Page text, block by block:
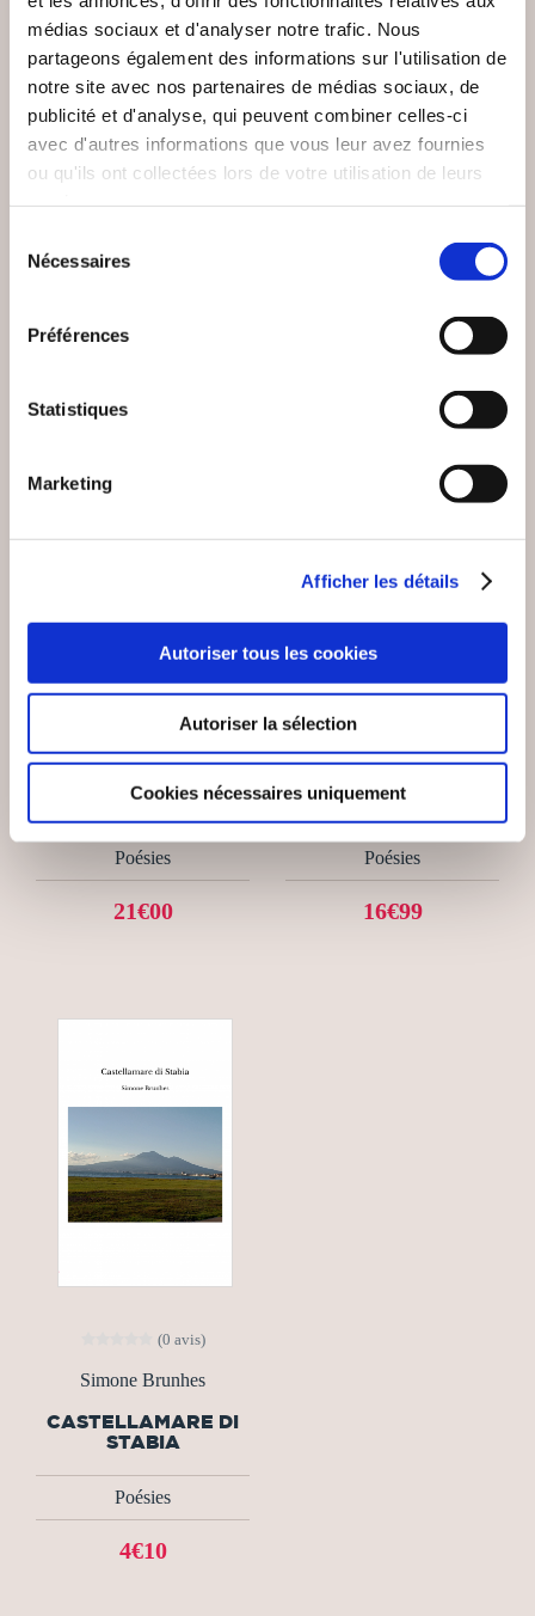
médias sociaux et d'analyser notre trafic. Nous
partageons également des informations sur l'utilisation de
notre site avec nos partenaires de médias sociaux, de
publicité et d'analyse, qui peuvent combiner celles-ci
avec d'autres informations que vous leur avez fournies
ou qu'ils ont collectées lors de votre utilisation de leurs
Nécessaires
Préférences
Statistiques
Marketing
Afficher les détails
Autoriser tous les cookies
Autoriser la sélection
Cookies nécessaires uniquement
(0 avis)
D'OMBRE ET DE
PEAU
11€00
(0 avis)
Simon-Adjid Pesenti
AD APOLOGUM
(0 avis)
LES ÉVIDENCES DU
COEUR TOME 2
Poésies
21€00
(0 avis)
(RE)PRENDS TON
SOUFFLE
Poésies
16€99
(0 avis)
Simone Brunhes
CASTELLAMARE DI
STABIA
Poésies
4€10